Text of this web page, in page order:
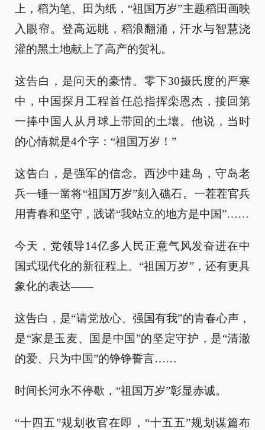
上，稻为笔、田为纸，“祖国万岁”主题稻田画映
入眼帘。登高远眺，稻浪翻涌，汗水与智慧浇
灌的黑土地献上了高产的贺礼。
这告白，是问天的豪情。零下30摄氏度的严寒
中，中国探月工程首任总指挥栾恩杰，接回第
一捧中国人从月球上带回的土壤。他说，当时
的心情就是4个字：“祖国万岁！”
这告白，是强军的信念。西沙中建岛，守岛老
兵一锤一凿将“祖国万岁”刻入礁石。一茬茬官兵
用青春和坚守，践诺“我站立的地方是中国”……
今天，党领导14亿多人民正意气风发奋进在中
国式现代化的新征程上。“祖国万岁”，还有更具
象化的表达——
这告白，是“请党放心、强国有我”的青春心声，
是“家是玉麦、国是中国”的坚定守护，是“清澈
的爱、只为中国”的铮铮誓言……
时间长河永不停歇，“祖国万岁”彰显赤诚。
“十四五”规划收官在即，“十五五”规划谋篇布